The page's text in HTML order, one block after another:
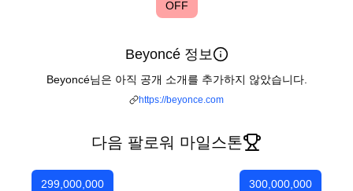
OFF
Beyoncé 정보
Beyoncé님은 아직 공개 소개를 추가하지 않았습니다.
https://beyonce.com
다음 팔로워 마일스톤
299,000,000 300,000,000